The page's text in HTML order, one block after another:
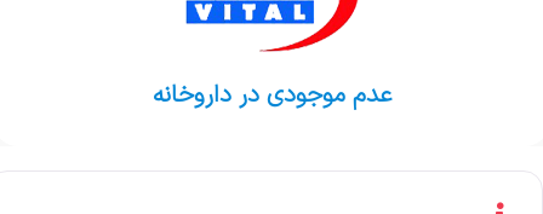
عدم موجودی در داروخانه